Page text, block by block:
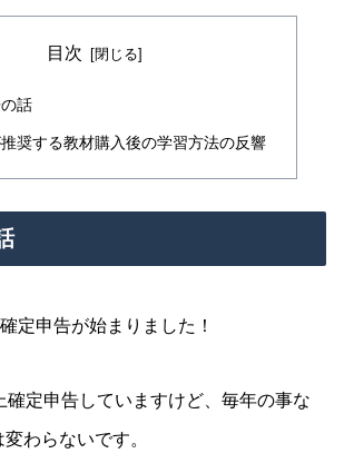
目次
話
奨する教材購入後の学習方法の反響
定申告が始まりました！
確定申告していますけど、毎年の事な
わらないです。